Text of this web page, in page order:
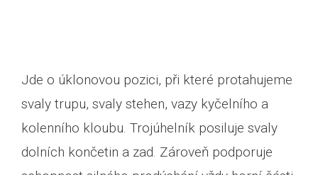
Jde o úklonovou pozici, při které protahujeme
svaly trupu, svaly stehen, vazy kyčelního a
kolenního kloubu. Trojúhelník posiluje svaly
dolních končetin a zad. Zároveň podporuje